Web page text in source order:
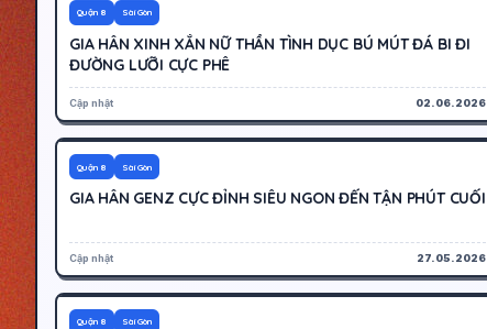
400K
Quận 8 Sài Gòn
GIA HÂN XINH XẮN NỮ THẦN TÌNH DỤC BÚ MÚT ĐÁ BI ĐI
ĐƯỜNG LƯỠI CỰC PHÊ
Cập nhật 02.06.2026
600K
Quận 8 Sài Gòn
GIA HÂN GENZ CỰC ĐỈNH SIÊU NGON ĐẾN TẬN PHÚT CUỐI
Cập nhật 27.05.2026
400K
Quận 8 Sài Gòn